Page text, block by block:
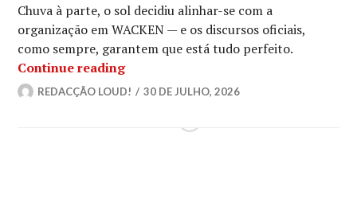
Chuva à parte, o sol decidiu alinhar-se com a
organização em WACKEN — e os discursos oficiais,
como sempre, garantem que está tudo perfeito.
Continue readingWACKEN OPEN AIR abre portas e
REDACÇÃO LOUD! 30 DE JULHO, 2026